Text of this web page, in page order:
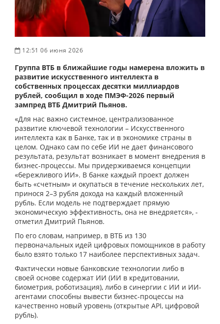
12:51 06 июня 2026
Группа ВТБ в ближайшие годы намерена вложить в
развитие искусственного интеллекта в
собственных процессах десятки миллиардов
рублей, сообщил в ходе ПМЭФ-2026 первый
зампред ВТБ Дмитрий Пьянов.
«Для нас важно системное, централизованное
развитие ключевой технологии – Искусственного
интеллекта как в Банке, так и в экономике страны в
целом. Однако сам по себе ИИ не дает финансового
результата, результат возникает в момент внедрения в
бизнес-процессы. Мы придерживаемся концепции
«бережливого ИИ». В банке каждый проект должен
быть «счетным» и окупаться в течение нескольких лет,
принося 2–3 рубля дохода на каждый вложенный
рубль. Если модель не подтверждает прямую
экономическую эффективность, она не внедряется», -
отметил Дмитрий Пьянов.
По его словам, например, в ВТБ из 130
первоначальных идей цифровых помощников в работу
было взято только 17 наиболее перспективных задач.
Фактически новые банковские технологии либо в
своей основе содержат ИИ (ИИ в кредитовании,
биометрия, роботизация), либо в синергии с ИИ и ИИ-
агентами способны вывести бизнес-процессы на
качественно новый уровень (открытые API, цифровой
рубль).